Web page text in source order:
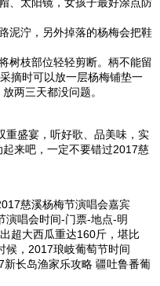
泥泞，另外掉落的杨梅会把鞋
树枝部位轻轻剪断。柄不能留
摘时可以放一层杨梅铺垫一
放两三天都没问题。
重盛宴，听好歌、品美味，实
来吧，一定不要错过2017慈
慈溪杨梅节演唱会嘉宾
演唱会时间-门票-地点-明
超大西瓜重达160斤，堪比
候，2017琅岐葡萄节时间
新长岛渔家乐攻略 疆吐鲁番葡